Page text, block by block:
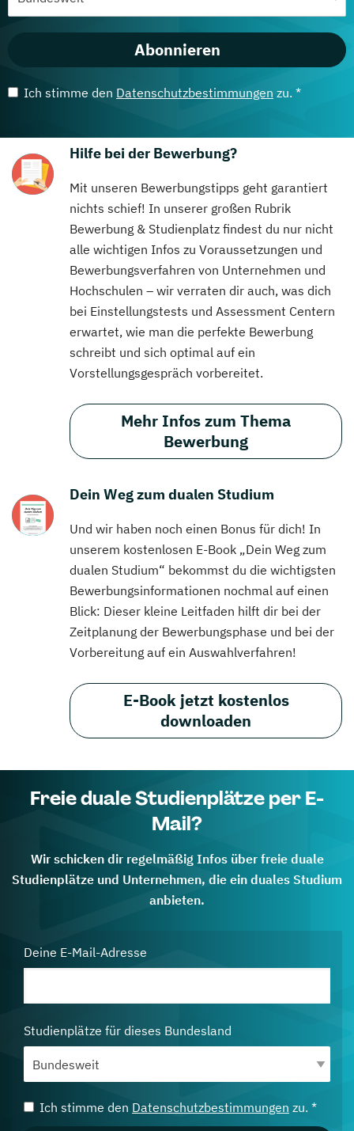
Abonnieren
Ich stimme den Datenschutzbestimmungen zu. *
Hilfe bei der Bewerbung?
Mit unseren Bewerbungstipps geht garantiert
nichts schief! In unserer großen Rubrik
Bewerbung & Studienplatz findest du nur nicht
alle wichtigen Infos zu Voraussetzungen und
Bewerbungsverfahren von Unternehmen und
Hochschulen – wir verraten dir auch, was dich
bei Einstellungstests und Assessment Centern
erwartet, wie man die perfekte Bewerbung
schreibt und sich optimal auf ein
Vorstellungsgespräch vorbereitet.
Mehr Infos zum Thema
Bewerbung
Dein Weg zum dualen Studium
Und wir haben noch einen Bonus für dich! In
unserem kostenlosen E-Book „Dein Weg zum
dualen Studium“ bekommst du die wichtigsten
Bewerbungsinformationen nochmal auf einen
Blick: Dieser kleine Leitfaden hilft dir bei der
Zeitplanung der Bewerbungsphase und bei der
Vorbereitung auf ein Auswahlverfahren!
E-Book jetzt kostenlos
downloaden
Freie duale Studienplätze per E-
Mail?
Wir schicken dir regelmäßig Infos über freie duale
Studienplätze und Unternehmen, die ein duales Studium
anbieten.
Deine E-Mail-Adresse
Studienplätze für dieses Bundesland
Ich stimme den Datenschutzbestimmungen zu. *